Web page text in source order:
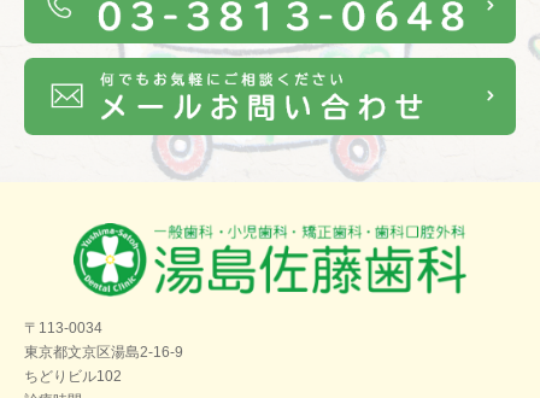
〒113-0034
東京都文京区湯島2-16-9
ちどりビル102